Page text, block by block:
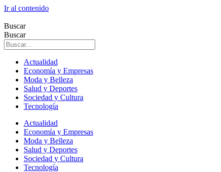
Ir al contenido
Buscar
Buscar
Actualidad
Economía y Empresas
Moda y Belleza
Salud y Deportes
Sociedad y Cultura
Tecnología
Actualidad
Economía y Empresas
Moda y Belleza
Salud y Deportes
Sociedad y Cultura
Tecnología